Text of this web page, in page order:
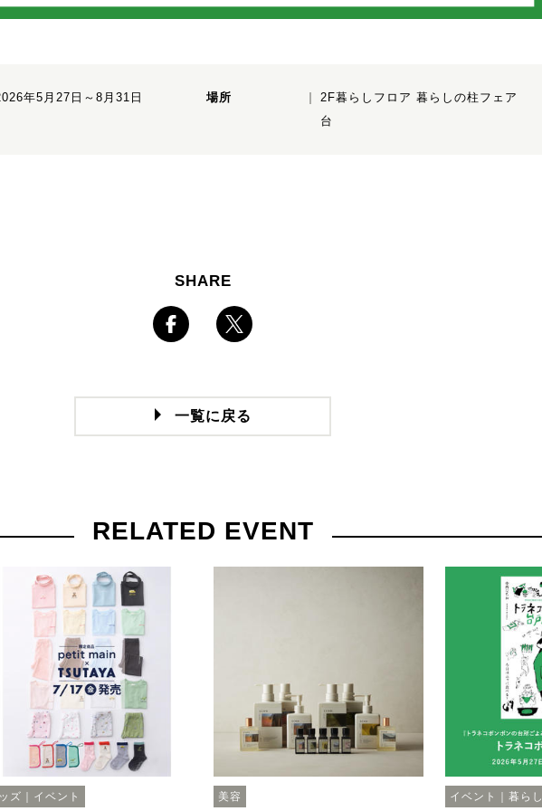
年5月27日～8月31日 場所
2F暮らしフロア 暮らしの柱フェア
台
SHARE
一覧に戻る
RELATED EVENT
ズ｜イベント 美容 イベント｜暮らし